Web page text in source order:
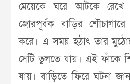
মেয়েকে ঘরে আটকে রেখে
জোরপূর্বক বাড়ির শৌচাগারে
করে। এ সময় হঠাৎ তার
সেটি তুলতে যায়। এই ফাঁকে
যায়। বাড়িতে ফিরে ঘটনা